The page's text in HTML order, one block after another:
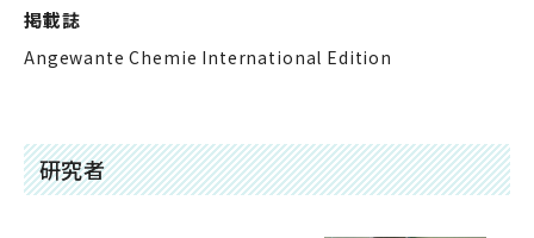
掲載誌
Angewante Chemie International Edition
研究者